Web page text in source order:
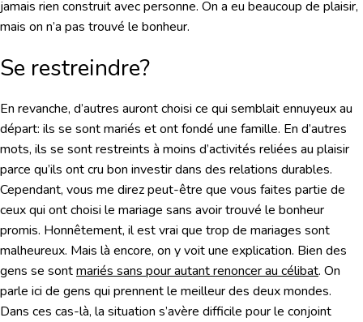
jamais rien construit avec personne. On a eu beaucoup de plaisir,
mais on n’a pas trouvé le bonheur.
Se restreindre?
En revanche, d’autres auront choisi ce qui semblait ennuyeux au
départ: ils se sont mariés et ont fondé une famille. En d’autres
mots, ils se sont restreints à moins d’activités reliées au plaisir
parce qu’ils ont cru bon investir dans des relations durables.
Cependant, vous me direz peut-être que vous faites partie de
ceux qui ont choisi le mariage sans avoir trouvé le bonheur
promis. Honnêtement, il est vrai que trop de mariages sont
malheureux. Mais là encore, on y voit une explication. Bien des
gens se sontmariés sans pour autant renoncer au célibat. On
parle ici de gens qui prennent le meilleur des deux mondes.
Dans ces cas-là, la situation s’avère difficile pour le conjoint